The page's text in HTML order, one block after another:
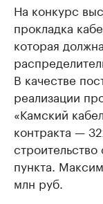
На конкурс
прокладка
которая
В качестве
реализации
«Камский
контракта —
пункта.
млн руб.